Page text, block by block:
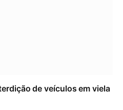
de veículos em viela